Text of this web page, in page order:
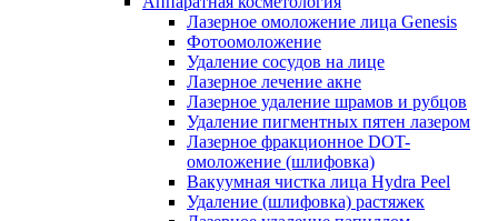
Лазерное омоложение лица Genesis
Фотоомоложение
Удаление сосудов на лице
Лазерное лечение акне
Лазерное удаление шрамов и рубцов
Удаление пигментных пятен лазером
Лазерное фракционное DOT-
омоложение (шлифовка)
Вакуумная чистка лица Hydra Peel
Удаление (шлифовка) растяжек